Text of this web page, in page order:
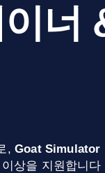
너
,Goat Simulator
상을 지원합니다